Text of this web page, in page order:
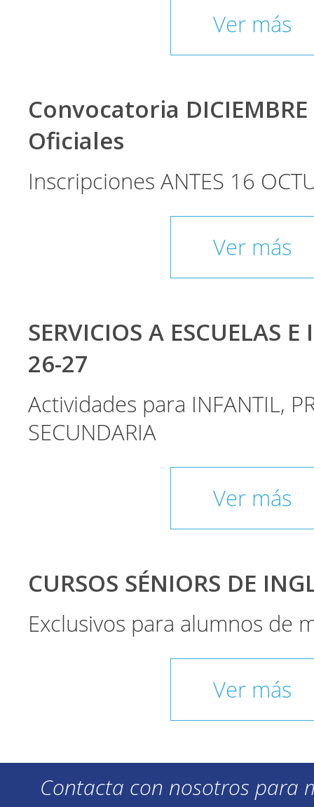
Ver más
Convocatoria
Oficiales
Inscripciones ANTES 16
Ver más
SERVICIOS A ESCUELAS
26-27
Actividades para INFANTIL,
SECUNDARIA
Ver más
CURSOS SÉNIORS DE
Exclusivos para alumnos de
Ver más
Contacta con nosotros para